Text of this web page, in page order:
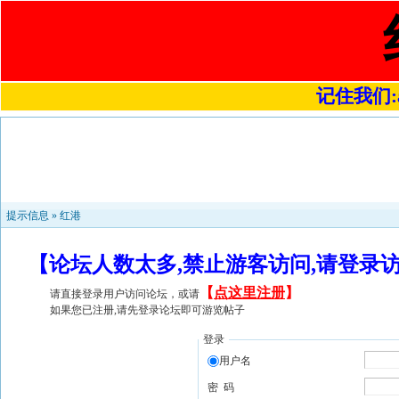
记住我们
提示信息 » 红港
【论坛人数太多,禁止游客访问,请登
请直接登录用户访问论坛，或请 【 点这里注册】
如果您已注册,请先登录论坛即可游览帖子
登录
用户名
密 码